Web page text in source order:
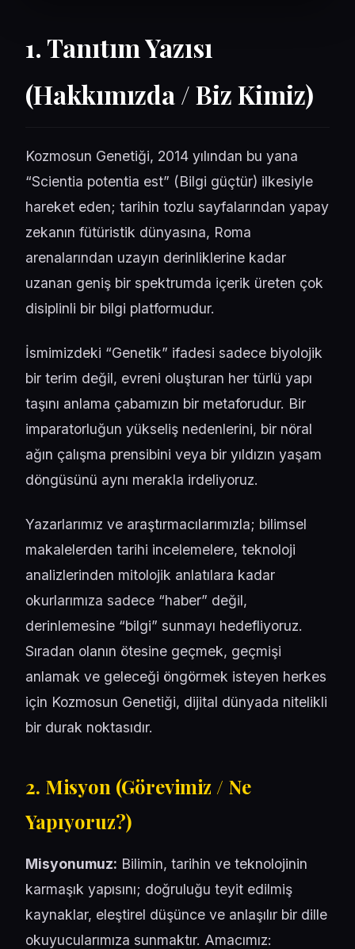
1. Tanıtım Yazısı
(Hakkımızda / Biz Kimiz)
Kozmosun Genetiği, 2014 yılından bu yana
“Scientia potentia est” (Bilgi güçtür) ilkesiyle
hareket eden; tarihin tozlu sayfalarından yapay
zekanın fütüristik dünyasına, Roma
arenalarından uzayın derinliklerine kadar
uzanan geniş bir spektrumda içerik üreten çok
disiplinli bir bilgi platformudur.
İsmimizdeki “Genetik” ifadesi sadece biyolojik
bir terim değil, evreni oluşturan her türlü yapı
taşını anlama çabamızın bir metaforudur. Bir
imparatorluğun yükseliş nedenlerini, bir nöral
ağın çalışma prensibini veya bir yıldızın yaşam
döngüsünü aynı merakla irdeliyoruz.
Yazarlarımız ve araştırmacılarımızla; bilimsel
makalelerden tarihi incelemelere, teknoloji
analizlerinden mitolojik anlatılara kadar
okurlarımıza sadece “haber” değil,
derinlemesine “bilgi” sunmayı hedefliyoruz.
Sıradan olanın ötesine geçmek, geçmişi
anlamak ve geleceği öngörmek isteyen herkes
için Kozmosun Genetiği, dijital dünyada nitelikli
bir durak noktasıdır.
2. Misyon (Görevimiz / Ne
Yapıyoruz?)
Misyonumuz: Bilimin, tarihin ve teknolojinin
karmaşık yapısını; doğruluğu teyit edilmiş
kaynaklar, eleştirel düşünce ve anlaşılır bir dille
okuyucularımıza sunmaktır. Amacımız: